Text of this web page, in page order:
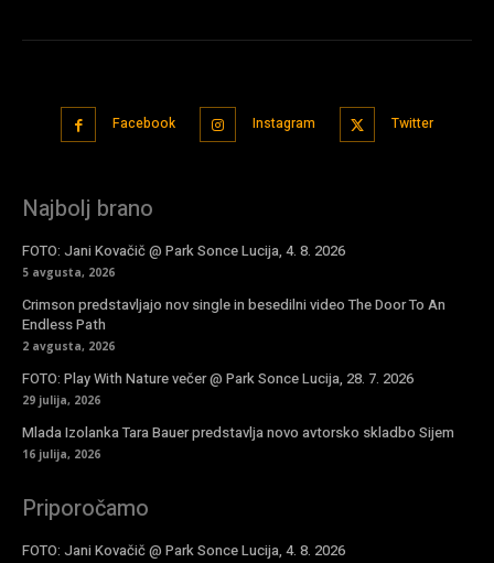
Facebook Instagram Twitter
Najbolj brano
FOTO: Jani Kovačič @ Park Sonce Lucija, 4. 8. 2026
5 avgusta, 2026
Crimson predstavljajo nov single in besedilni video The Door To An
Endless Path
2 avgusta, 2026
FOTO: Play With Nature večer @ Park Sonce Lucija, 28. 7. 2026
29 julija, 2026
Mlada Izolanka Tara Bauer predstavlja novo avtorsko skladbo Sijem
16 julija, 2026
Priporočamo
FOTO: Jani Kovačič @ Park Sonce Lucija, 4. 8. 2026